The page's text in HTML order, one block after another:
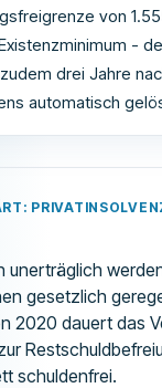
von
-
drei Jahre
automatisch
unerträglich
gesetzlich
2020 dauert das
schuldenfrei.